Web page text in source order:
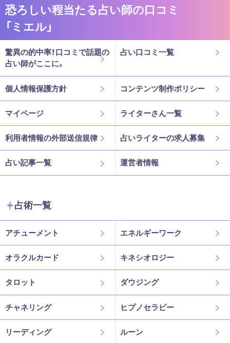
恐ろしい程当たる占い師の口コミ
「ミエル」
驚異の的中率！口コミで話題の
占い師がここに。
占い口コミ一覧
個人情報保護方針 コンテンツ制作ポリシー
マイページ ライターさん一覧
利用者情報の外部送信規律 占いライターの求人募集
占い記事一覧 運営者情報
占術一覧
アチューメント エネルギーワーク
オラクルカード キネシオロジー
タロット ダウジング
チャネリング ヒプノセラピー
リーディング ルーン